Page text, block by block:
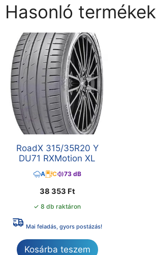
Hasonló termékek
RoadX 315/35R20 Y
DU71 RXMotion XL
A C 73 dB
38 353 Ft
✓ 8 db raktáron
Mai feladás, gyors postázás!
Kosárba teszem